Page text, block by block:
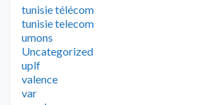
tunisie télécom
tunisie telecom
umons
Uncategorized
uplf
valence
var